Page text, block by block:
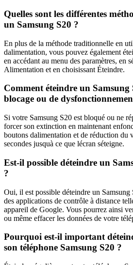
Quelles sont les différentes
un Samsung S20 ?
En plus de la méthode traditionnelle en
dalimentation, vous pouvez également
en accédant au menu des paramètres, en
Alimentation et en choisissant Éteindre.
Comment éteindre un Samsung
blocage ou de
Si votre Samsung S20 est bloqué ou ne
forcer son extinction en maintenant
boutons dalimentation et de réduction du
secondes jusquà ce que lécran séteigne.
Est-il possible déteindre un
?
Oui, il est possible déteindre un Samsung
des applications de contrôle à distance
appareil de Google. Vous pourrez ainsi
ou même effacer les données de votre
Pourquoi est-il important
son téléphone Samsung S20 ?